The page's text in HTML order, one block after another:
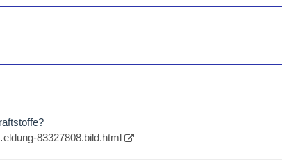
83327808.bild.html